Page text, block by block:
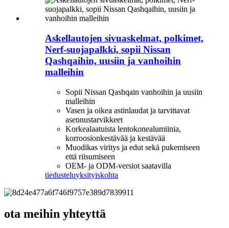
Askellautojen sivuaskelmat, polkimet,
Nerf-suojapalkki, sopii Nissan
Qashqaihin, uusiin ja vanhoihin
malleihin
Sopii Nissan Qashqain vanhoihin ja uusiin
malleihin
Vasen ja oikea astinlaudat ja tarvittavat
asennustarvikkeet
Korkealaatuista lentokonealumiinia,
korroosionkestävää ja kestävää
Muodikas viritys ja edut sekä pukemiseen
että riisumiseen
OEM- ja ODM-versiot saatavilla
tiedusteluyksityiskohta
ota meihin yhteyttä